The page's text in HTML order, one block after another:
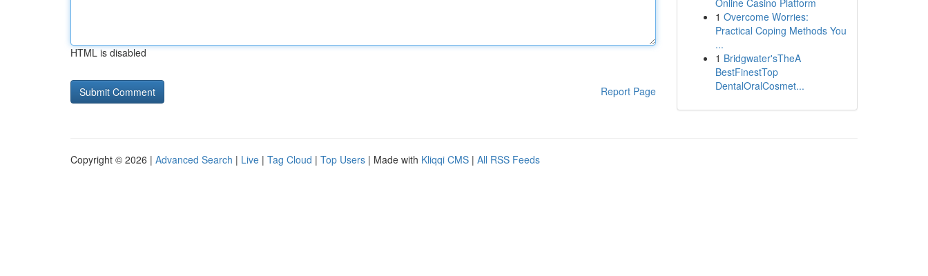
HTML is disabled
Report Page
Online Casino Platform
1 Overcome Worries:
Practical Coping Methods You
...
1 Bridgwater'sTheA
BestFinestTop
DentalOralCosmet...
Copyright © 2026 | Advanced Search | Live | Tag Cloud | Top Users | Made with Kliqqi CMS | All RSS Feeds